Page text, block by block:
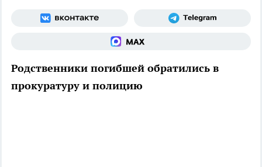
Родственники погибшей обратились в
прокуратуру и полицию